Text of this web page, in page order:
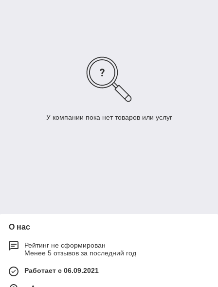
У компании пока нет товаров или услуг
О нас
Рейтинг не сформирован
Менее 5 отзывов за последний год
Работает с 06.09.2021